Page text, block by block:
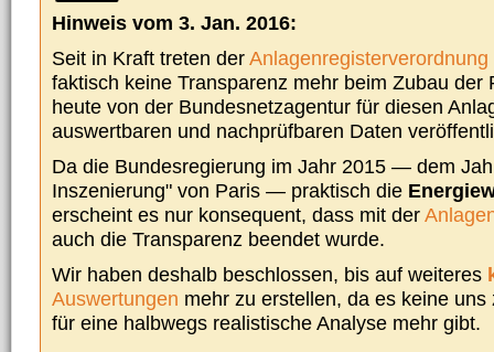
Hinweis vom 3. Jan. 2016:
Seit in Kraft treten derAnlagenregisterverordnung
faktisch keine Transparenz mehr beim Zubau der
heute von der Bundesnetzagentur für diesen
auswertbaren und nachprüfbaren Daten
Da die Bundesregierung im Jahr 2015 — dem
Inszenierung" von Paris — praktisch die
erscheint es nur konsequent, dass mit der
auch die Transparenz beendet wurde.
Wir haben deshalb beschlossen, bis auf weiteres
Auswertungen mehr zu erstellen, da es keine
für eine halbwegs realistische Analyse mehr gibt.